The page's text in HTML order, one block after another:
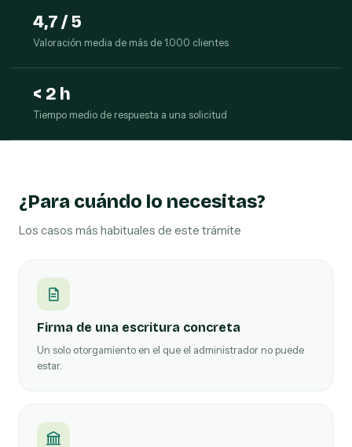
4,7 / 5
Valoración media de más de 1.000 clientes
< 2 h
Tiempo medio de respuesta a una solicitud
¿Para cuándo lo necesitas?
Los casos más habituales de este trámite
Firma de una escritura concreta
Un solo otorgamiento en el que el administrador no puede
estar.